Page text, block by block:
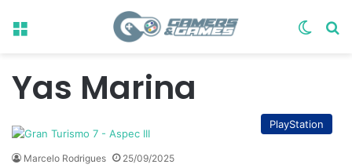
Menu
Yas Marina
PlayStation
Marcelo Rodrigues 25/09/2025